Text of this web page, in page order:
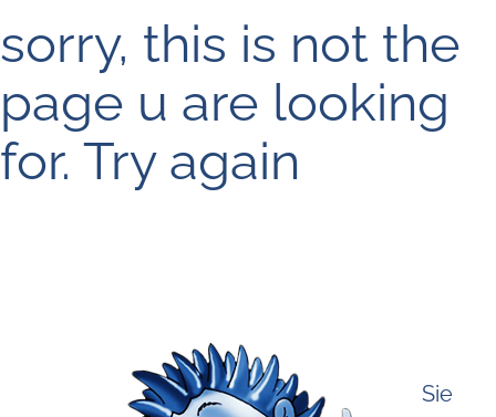
sorry, this is not the
page u are looking
for. Try again
Sie